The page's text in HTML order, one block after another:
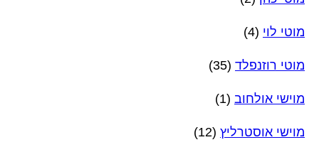
מוטי לוי (4)
מוטי רוזנפלד (35)
מוישי אולחוב (1)
מוישי אוסטרליץ (12)